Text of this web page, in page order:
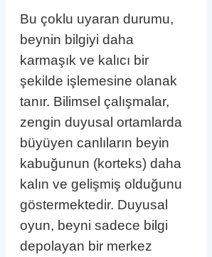
Bu çoklu uyaran durumu,
beynin bilgiyi daha
karmaşık ve kalıcı bir
şekilde işlemesine olanak
tanır. Bilimsel çalışmalar,
zengin duyusal ortamlarda
büyüyen canlıların beyin
kabuğunun (korteks) daha
kalın ve gelişmiş olduğunu
göstermektedir. Duyusal
oyun, beyni sadece bilgi
depolayan bir merkez